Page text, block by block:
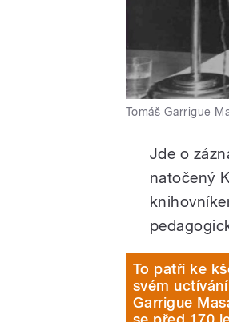
Tomáš Garrigue
Jde o
natočený
To patří ke
svém
Garrigue